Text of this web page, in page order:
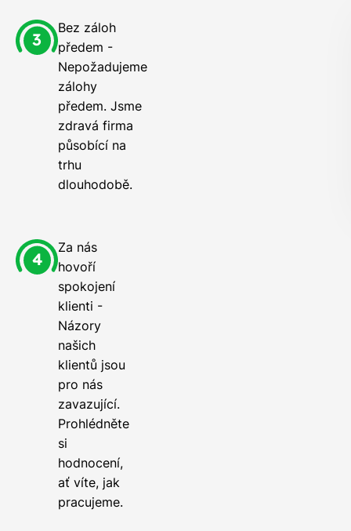
Bez záloh
předem -
Nepožadujeme
zálohy
předem. Jsme
zdravá firma
působící na
trhu
dlouhodobě.
Za nás
hovoří
spokojení
klienti -
Názory
našich
klientů jsou
pro nás
zavazující.
Prohlédněte
si
hodnocení,
ať víte, jak
pracujeme.